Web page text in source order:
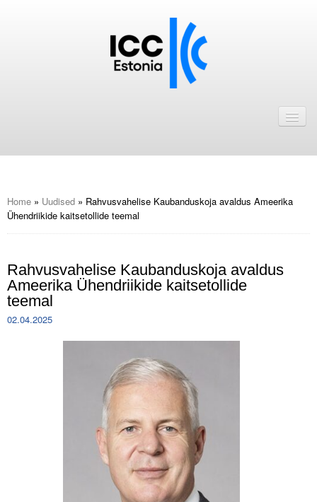
ICC Eesti liikmebaas
Kalender
ICC Eesti
Home » Uudised » Rahvusvahelise Kaubanduskoja avaldus Ameerika
Ühendriikide kaitsetollide teemal
Rahvusvahelise Kaubanduskoja avaldus
Ameerika Ühendriikide kaitsetollide
teemal
02.04.2025